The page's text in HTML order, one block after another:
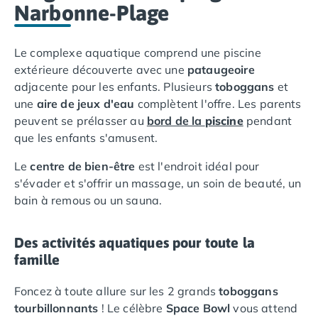
Camping Lot-et-Garonne
Camping Tarn
Camping Pas-de-Calais
Camping Berck
Camping Boulogne-sur-Mer
Camping Le Portel
Camping Le Touquet
Camping Merlimont
Camping Pays de la Loire
Camping Loire-Atlantique
Camping Guerande
Camping Nantes
Camping Pornic
Camping Saint Nazaire
Narbonne-Plage
Le complexe aquatique comprend une piscine
extérieure découverte avec une pataugeoire
adjacente pour les enfants. Plusieurstoboggans et
une aire de jeux d'eau complètent l'offre. Les parents
peuvent se prélasser au bord de la piscine pendant
que les enfants s'amusent.
Lecentre de bien-être est l'endroit idéal pour
s'évader et s'offrir un massage, un soin de beauté, un
bain à remous ou un sauna.
Des activités aquatiques pour toute la
famille
Foncez à toute allure sur les 2 grandstoboggans
tourbillonnants ! Le célèbre Space Bowl vous attend